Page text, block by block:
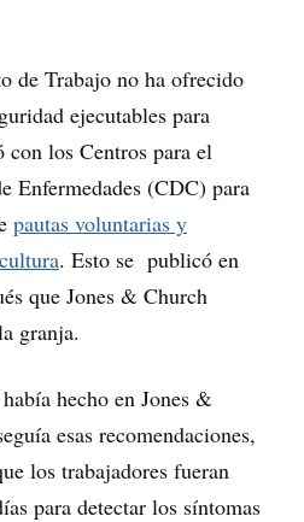
de Trabajo no ha ofrecido
ejecutables para
los Centros para el
Enfermedades (CDC) para
pautas voluntarias y
. Esto se publicó en
que Jones & Church
granja.
hecho en Jones &
esas recomendaciones,
los trabajadores fueran
para detectar los síntomas